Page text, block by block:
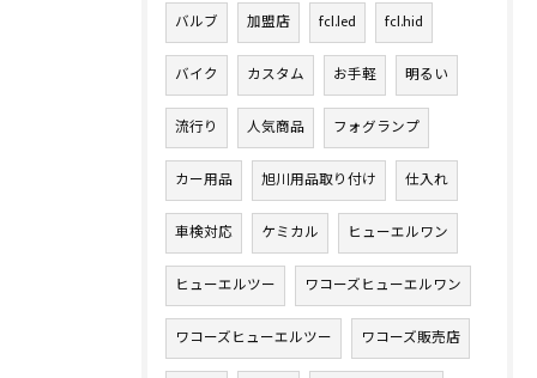
バルブ 加盟店 fcl.led fcl.hid
バイク カスタム お手軽 明るい
流行り 人気商品 フォグランプ
カー用品 旭川用品取り付け 仕入れ
車検対応 ケミカル ヒューエルワン
ヒューエルツー ワコーズヒューエルワン
ワコーズヒューエルツー ワコーズ販売店